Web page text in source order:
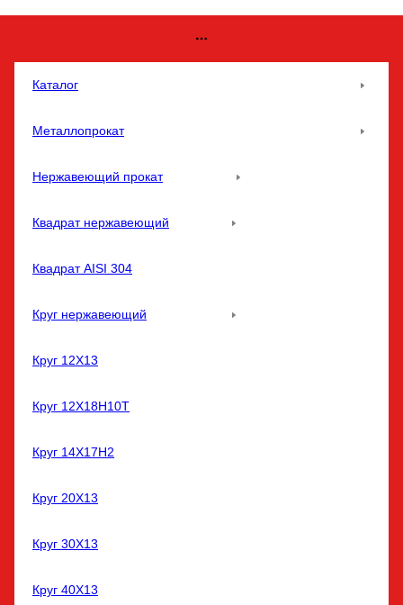
Каталог
Металлопрокат
Нержавеющий прокат
Квадрат нержавеющий
Квадрат AISI 304
Круг нержавеющий
Круг 12Х13
Круг 12Х18Н10Т
Круг 14Х17Н2
Круг 20Х13
Круг 30Х13
Круг 40Х13